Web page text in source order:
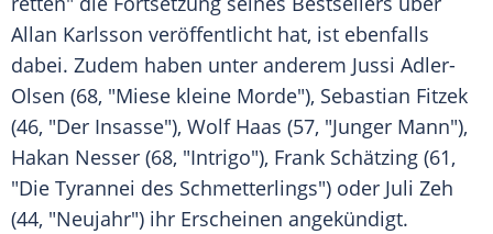
Allan Karlsson veröffentlicht hat, ist ebenfalls
dabei. Zudem haben unter anderem Jussi Adler-
Olsen (68, "Miese kleine Morde"), Sebastian Fitzek
(46, "Der Insasse"), Wolf Haas (57, "Junger Mann"),
Hakan Nesser (68, "Intrigo"), Frank Schätzing (61,
"Die Tyrannei des Schmetterlings") oder Juli Zeh
(44, "Neujahr") ihr Erscheinen angekündigt.